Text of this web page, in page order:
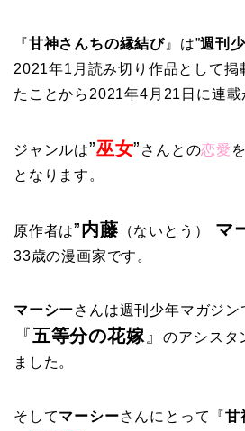
『甘神さんちの縁結び 』は”週刊
2021年1月読み切り作品として掲
たことから2021年4月21日に連載
ジャンルは”巫女” さんとの恋愛
となります。
原作者は”内藤 （ないとう） マ
33歳の漫画家です。
マーシーさんは週刊少年マガジ
『五等分の花嫁 』のアシスタ
ました。
そしてマーシーさんにとって『甘